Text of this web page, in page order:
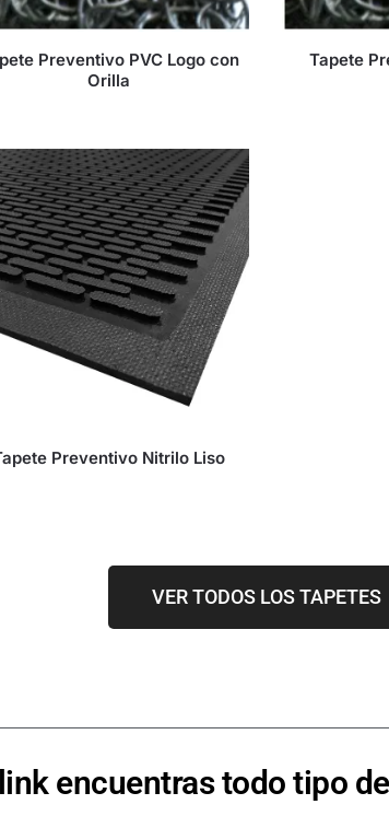
Preventivo PVC Logo con
Orilla
Tapete
Preventivo Nitrilo Liso
VER TODOS LOS TAPETES
encuentras todo tipo